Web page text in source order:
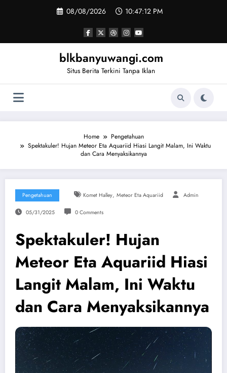
08/08/2026 10:47:13 PM
blkbanyuwangi.com
Situs Berita Terkini Tanpa Iklan
Home
Pengetahuan
Spektakuler! Hujan Meteor Eta Aquariid Hiasi Langit Malam, Ini Waktu
dan Cara Menyaksikannya
Pengetahuan Komet Halley, Meteor Eta Aquariid Admin
05/31/2025 0 Comments
Spektakuler! Hujan
Meteor Eta Aquariid Hiasi
Langit Malam, Ini Waktu
dan Cara Menyaksikannya